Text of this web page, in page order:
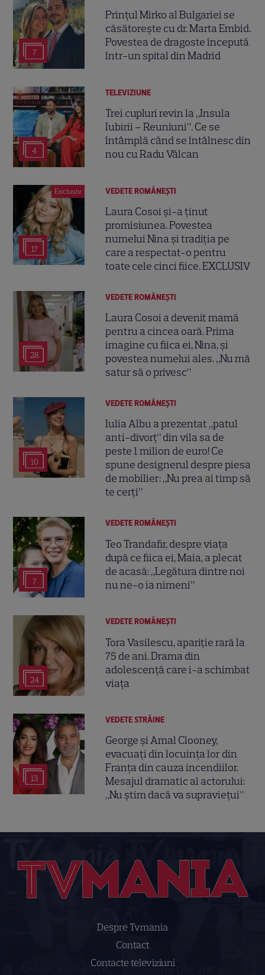
7
Prințul Mirko al Bulgariei se
căsătorește cu dr. Marta Embid.
Povestea de dragoste începută
într-un spital din Madrid
4
TELEVIZIUNE
Trei cupluri revin la „Insula
Iubirii – Reuniuni”. Ce se
întâmplă când se întâlnesc din
nou cu Radu Vâlcan
Exclusiv
17
VEDETE ROMÂNEŞTI
Laura Cosoi și-a ținut
promisiunea. Povestea
numelui Nina și tradiția pe
care a respectat-o pentru
toate cele cinci fiice. EXCLUSIV
28
VEDETE ROMÂNEŞTI
Laura Cosoi a devenit mamă
pentru a cincea oară. Prima
imagine cu fiica ei, Nina, și
povestea numelui ales. „Nu mă
satur să o privesc”
10
VEDETE ROMÂNEŞTI
Iulia Albu a prezentat „patul
anti-divorț” din vila sa de
peste 1 milion de euro! Ce
spune designerul despre piesa
de mobilier: „Nu prea ai timp să
te cerți”
7
VEDETE ROMÂNEŞTI
Teo Trandafir, despre viața
după ce fiica ei, Maia, a plecat
de acasă: „Legătura dintre noi
nu ne-o ia nimeni”
24
VEDETE ROMÂNEŞTI
Tora Vasilescu, apariție rară la
75 de ani. Drama din
adolescență care i-a schimbat
viața
13
VEDETE STRĂINE
George și Amal Clooney,
evacuați din locuința lor din
Franța din cauza incendiilor.
Mesajul dramatic al actorului:
„Nu știm dacă va supraviețui”
Despre Tvmania
Contact
Contacte televiziuni